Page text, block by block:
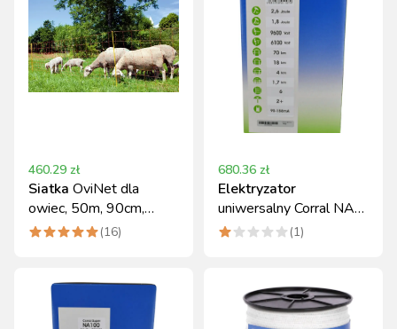
460.29 zł
Siatka OviNet dla
owiec, 50m, 90cm,
podw. szpic,(16)
680.36 zł
Elektryzator
uniwersalny Corral NA
200 DUO 12/230V
(1)